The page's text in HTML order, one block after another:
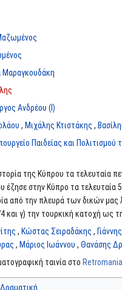
Μαραγκουδάκη
Ανδρέου (I)
, Μιχάλης Κτιστάκης ,
Παιδείας και Πολιτισμού
της Κύπρου τα τελευταία
έζησε στην Κύπρο τα
από την πλευρά των δικών μας
και γ) την τουρκική κατοχή ως
, Κώστας Σειραδάκης ,
, Μάριος Ιωάννου , Θανάσης
ταινία στο
Δραματική